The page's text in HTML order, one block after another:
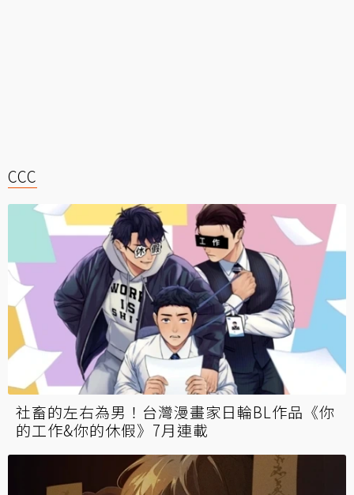
CCC
社畜的左右為男！台灣漫畫家日輪BL作品《你
的工作&你的休假》7月連載